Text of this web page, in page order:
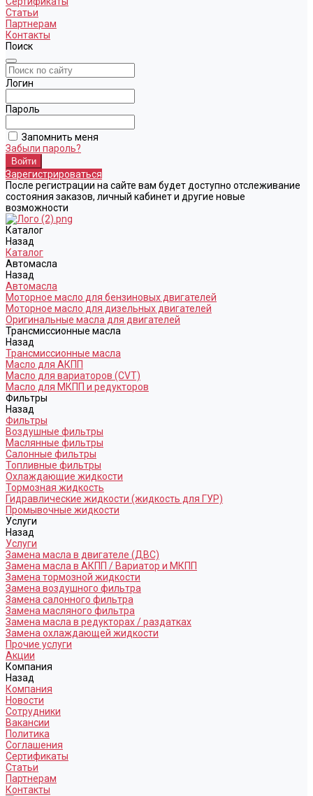
Статьи
Партнерам
Контакты
Поиск
Логин
Пароль
Запомнить меня
Забыли пароль?
Зарегистрироваться
После регистрации на сайте вам будет доступно отслеживание
состояния заказов, личный кабинет и другие новые
возможности
Каталог
Назад
Каталог
Автомасла
Назад
Автомасла
Моторное масло для бензиновых двигателей
Моторное масло для дизельных двигателей
Оригинальные масла для двигателей
Трансмиссионные масла
Назад
Трансмиссионные масла
Масло для АКПП
Масло для вариаторов (CVT)
Масло для МКПП и редукторов
Фильтры
Назад
Фильтры
Воздушные фильтры
Маслянные фильтры
Салонные фильтры
Топливные фильтры
Охлаждающие жидкости
Тормозная жидкость
Гидравлические жидкости (жидкость для ГУР)
Промывочные жидкости
Услуги
Назад
Услуги
Замена масла в двигателе (ДВС)
Замена масла в АКПП / Вариатор и МКПП
Замена тормозной жидкости
Замена воздушного фильтра
Замена салонного фильтра
Замена масляного фильтра
Замена масла в редукторах / раздатках
Замена охлаждающей жидкости
Прочие услуги
Акции
Компания
Назад
Компания
Новости
Сотрудники
Вакансии
Политика
Соглашения
Сертификаты
Статьи
Партнерам
Контакты